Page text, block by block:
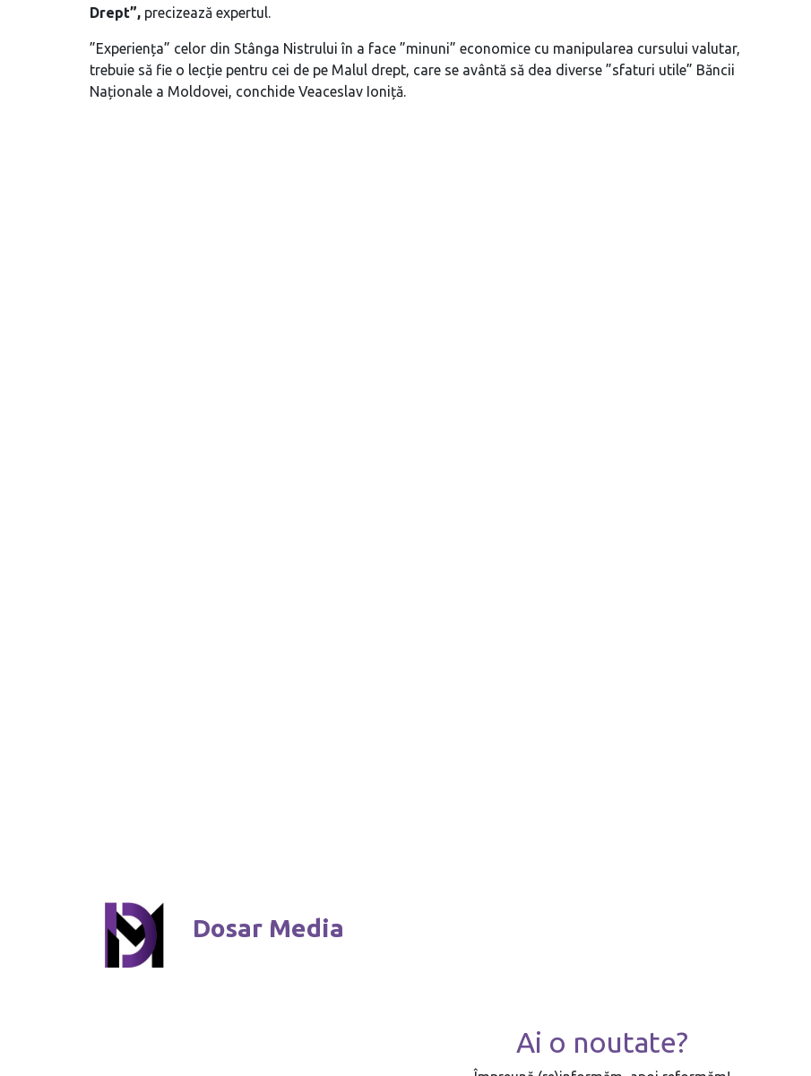
Drept”, precizează expertul.
”Experiența” celor din Stânga Nistrului în a face ”minuni” economice cu manipularea cursului valutar,
trebuie să fie o lecție pentru cei de pe Malul drept, care se avântă să dea diverse ”sfaturi utile” Băncii
Naționale a Moldovei, conchide Veaceslav Ioniță.
Dosar Media
Ai o noutate?